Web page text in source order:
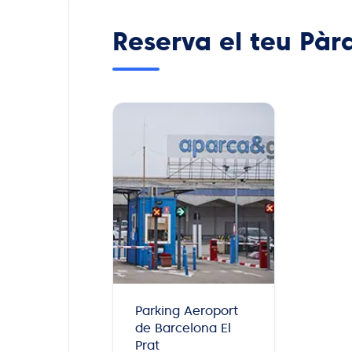
Reserva el teu
Parking Aeroport
de Barcelona El
Prat